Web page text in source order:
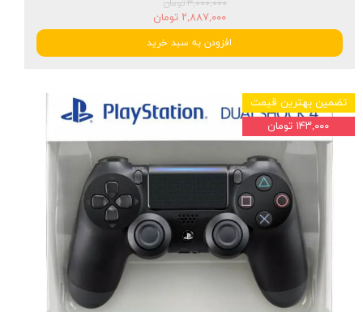
۳,۰۰۰,۰۰۰ تومان
۲,۸۸۷,۰۰۰ تومان
افزودن به سبد خرید
تضمین بهترین قیمت
۱۴۳,۰۰۰ تومان